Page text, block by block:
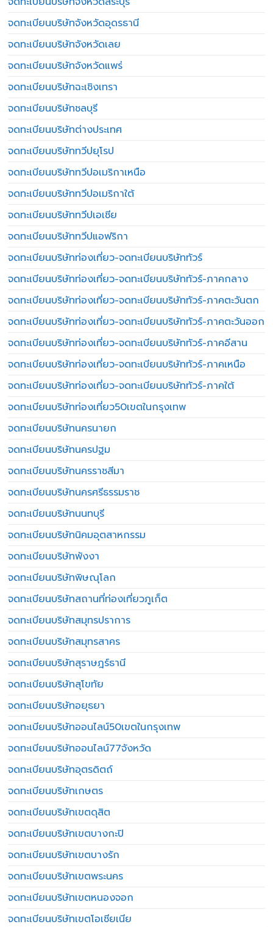
จดทะเบียนบริษัทจังหวัดอุดรธานี
จดทะเบียนบริษัทจังหวัดเลย
จดทะเบียนบริษัทจังหวัดแพร่
จดทะเบียนบริษัทฉะเชิงเทรา
จดทะเบียนบริษัทชลบุรี
จดทะเบียนบริษัทต่างประเทศ
จดทะเบียนบริษัททวีปยุโรป
จดทะเบียนบริษัททวีปอเมริกาเหนือ
จดทะเบียนบริษัททวีปอเมริกาใต้
จดทะเบียนบริษัททวีปเอเชีย
จดทะเบียนบริษัททวีปแอฟริกา
จดทะเบียนบริษัทท่องเที่ยว-จดทะเบียนบริษัททัวร์
จดทะเบียนบริษัทท่องเที่ยว-จดทะเบียนบริษัททัวร์-ภาคกลาง
จดทะเบียนบริษัทท่องเที่ยว-จดทะเบียนบริษัททัวร์-ภาคตะวันตก
จดทะเบียนบริษัทท่องเที่ยว-จดทะเบียนบริษัททัวร์-ภาคตะวันออก
จดทะเบียนบริษัทท่องเที่ยว-จดทะเบียนบริษัททัวร์-ภาคอีสาน
จดทะเบียนบริษัทท่องเที่ยว-จดทะเบียนบริษัททัวร์-ภาคเหนือ
จดทะเบียนบริษัทท่องเที่ยว-จดทะเบียนบริษัททัวร์-ภาคใต้
จดทะเบียนบริษัทท่องเที่ยว50เขตในกรุงเทพ
จดทะเบียนบริษัทนครนายก
จดทะเบียนบริษัทนครปฐม
จดทะเบียนบริษัทนครราชสีมา
จดทะเบียนบริษัทนครศรีธรรมราช
จดทะเบียนบริษัทนนทบุรี
จดทะเบียนบริษัทนิคมอุตสาหกรรม
จดทะเบียนบริษัทพังงา
จดทะเบียนบริษัทพิษณุโลก
จดทะเบียนบริษัทสถานที่ท่องเที่ยวภูเก็ต
จดทะเบียนบริษัทสมุทรปราการ
จดทะเบียนบริษัทสมุทรสาคร
จดทะเบียนบริษัทสุราษฎร์ธานี
จดทะเบียนบริษัทสุโขทัย
จดทะเบียนบริษัทอยุธยา
จดทะเบียนบริษัทออนไลน์50เขตในกรุงเทพ
จดทะเบียนบริษัทออนไลน์77จังหวัด
จดทะเบียนบริษัทอุตรดิตถ์
จดทะเบียนบริษัทเกษตร
จดทะเบียนบริษัทเขตดุสิต
จดทะเบียนบริษัทเขตบางกะปิ
จดทะเบียนบริษัทเขตบางรัก
จดทะเบียนบริษัทเขตพระนคร
จดทะเบียนบริษัทเขตหนองจอก
จดทะเบียนบริษัทเขตโอเชียเนีย